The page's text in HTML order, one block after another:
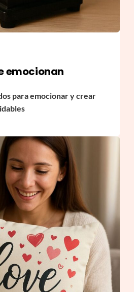
emocionan
para emocionar y crear